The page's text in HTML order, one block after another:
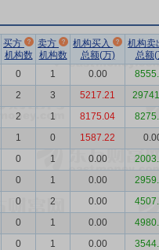
买方
机构数
卖方
机构数
机构买入
总额(万)
机构
总额(
0 1 0.00
2 3 5217.21
2 1 8175.04
1 0 1587.22
0 1 0.00
0 1 0.00
0 2 0.00
0 1 0.00
0 1 0.00